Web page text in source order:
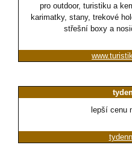
pro outdoor, turistiku a
karimatky, stany, trekové
střešní boxy a
lepší cenu